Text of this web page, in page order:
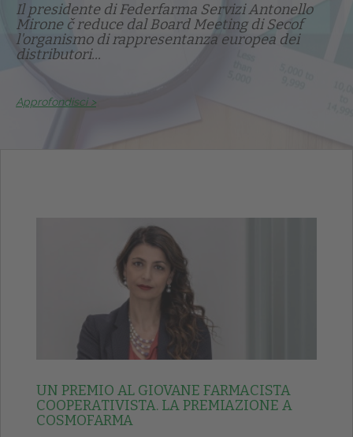
Il presidente di Federfarma Servizi Antonello
Mirone č reduce dal Board Meeting di Secof
l'organismo di rappresentanza europea dei
distributori...
Approfondisci >
UN PREMIO AL GIOVANE FARMACISTA
COOPERATIVISTA. LA PREMIAZIONE A
COSMOFARMA